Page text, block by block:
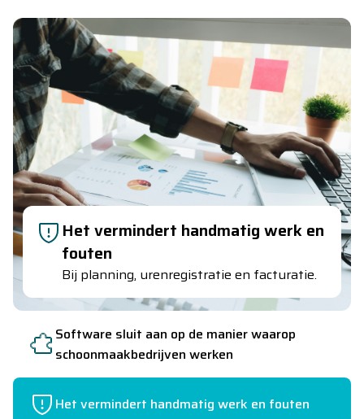
Software sluit aan op de manier waarop
schoonmaakbedrijven werken
Het vermindert handmatig werk en fouten
Het vermindert handmatig werk en
fouten
Bij planning, urenregistratie en facturatie.